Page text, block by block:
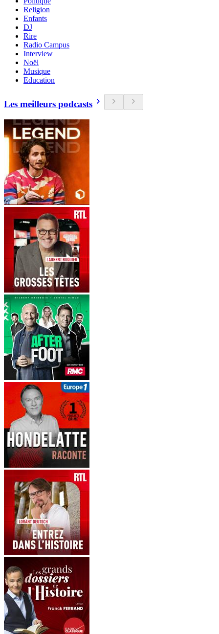
Religion
Enfants
DJ
Rire
Radio Campus
Interview
Noël
Musique
Education
Les meilleurs podcasts